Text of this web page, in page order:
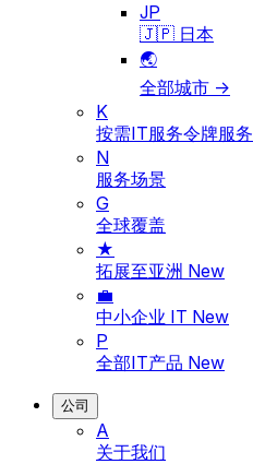
JP
🇯🇵 日本
🌏
全部城市 →
K
按需IT服务令牌服务
N
服务场景
G
全球覆盖
★
拓展至亚洲 New
💼
中小企业 IT New
P
全部IT产品 New
公司
A
关于我们